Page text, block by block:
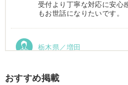
受付より丁寧な対応に安心
もお世話になりたいです。
栃木県／増田
おすすめ掲載